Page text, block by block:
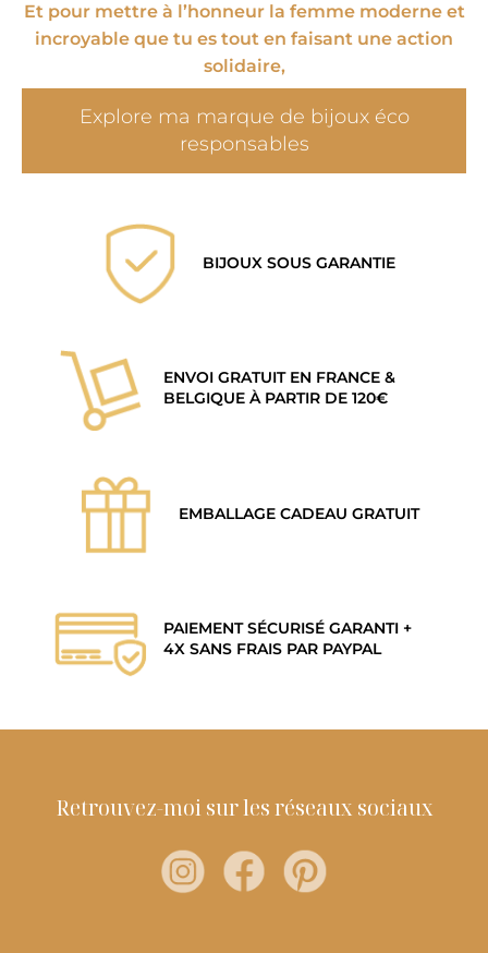
Et pour mettre à l’honneur la femme moderne et
incroyable que tu es tout en faisant une action
solidaire,
Explore ma marque de bijoux éco
responsables
BIJOUX SOUS GARANTIE
ENVOI GRATUIT EN FRANCE &
BELGIQUE À PARTIR DE 120€
EMBALLAGE CADEAU GRATUIT
PAIEMENT SÉCURISÉ GARANTI +
4X SANS FRAIS PAR PAYPAL
Retrouvez-moi sur les réseaux sociaux